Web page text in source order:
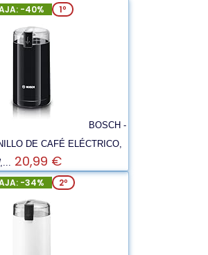
-40% 1º
BOSCH -
DE CAFÉ ELÉCTRICO,
20,99 €
-34% 2º